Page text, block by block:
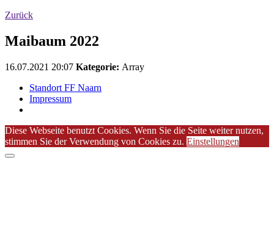
Zurück
Maibaum 2022
16.07.2021 20:07 Kategorie: Array
Standort FF Naarn
Impressum
Diese Webseite benutzt Cookies. Wenn Sie die Seite weiter nutzen,
stimmen Sie der Verwendung von Cookies zu. Einstellungen